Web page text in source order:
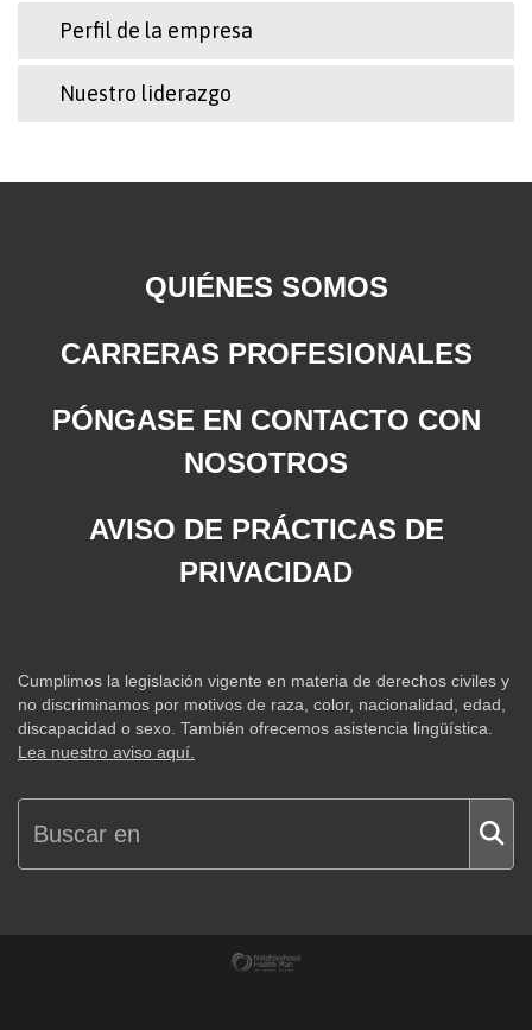
Perfil de la empresa
Nuestro liderazgo
QUIÉNES SOMOS
CARRERAS PROFESIONALES
PÓNGASE EN CONTACTO CON
NOSOTROS
AVISO DE PRÁCTICAS DE
PRIVACIDAD
Cumplimos la legislación vigente en materia de derechos civiles y
no discriminamos por motivos de raza, color, nacionalidad, edad,
discapacidad o sexo. También ofrecemos asistencia lingüística.
Lea nuestro aviso aquí.